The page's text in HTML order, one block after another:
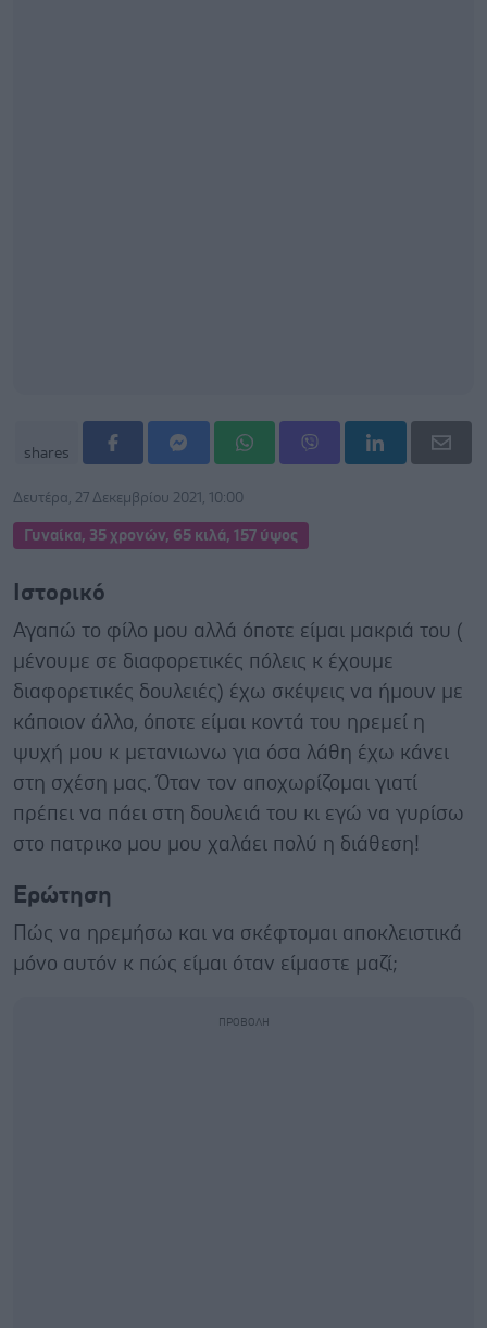
shares
Δευτέρα, 27 Δεκεμβρίου 2021, 10:00
Γυναίκα, 35 χρονών, 65 κιλά, 157 ύψος
Ιστορικό
Αγαπώ το φίλο μου αλλά όποτε είμαι μακριά του (
μένουμε σε διαφορετικές πόλεις κ έχουμε
διαφορετικές δουλειές) έχω σκέψεις να ήμουν με
κάποιον άλλο, όποτε είμαι κοντά του ηρεμεί η
ψυχή μου κ μετανιωνω για όσα λάθη έχω κάνει
στη σχέση μας. Όταν τον αποχωρίζομαι γιατί
πρέπει να πάει στη δουλειά του κι εγώ να γυρίσω
στο πατρικο μου μου χαλάει πολύ η διάθεση!
Ερώτηση
Πώς να ηρεμήσω και να σκέφτομαι αποκλειστικά
μόνο αυτόν κ πώς είμαι όταν είμαστε μαζί;